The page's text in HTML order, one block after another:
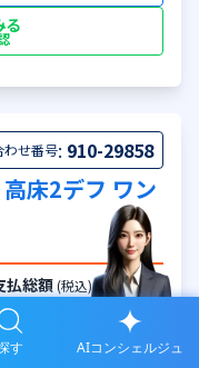
る
わせ番号: 910-29858
床2デフ ワン
払総額 (税込)
す AIコンシェルジュ